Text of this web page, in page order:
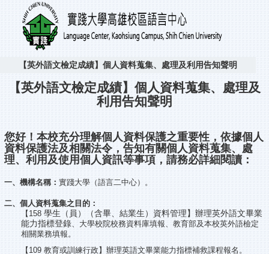
【英外語文檢定成績】個人資料蒐集、處理及利用告知聲明
【英外語文檢定成績】個人資料蒐集、處理及
利用告知聲明
您好！本校充分理解個人資料保護之重要性，依據個人
資料保護法及相關法令，告知有關個人資料蒐集、處
理、利用及使用個人資訊等事項，請務必詳細閱讀：
一、機構名稱： 實踐大學（語言二中心） 。
二、個人資料蒐集之目的：
【158學生（員）（含畢、結業生）資料管理】辦理英外語文畢業
能力指標登錄
大學校院校務資料庫填報 、教育部及本校英外語檢定
相關業務填報。
【 109教育或訓練行政】辦理英語文畢業能力指標補救課程報名。